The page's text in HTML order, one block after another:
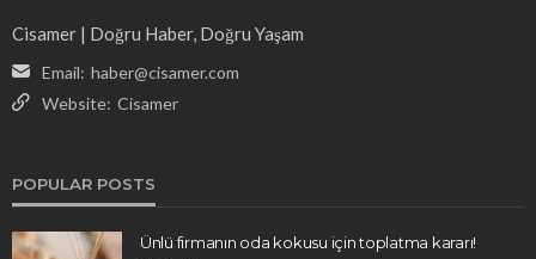
Cisamer | Doğru Haber, Doğru Yaşam
Email: haber@cisamer.com
Website: Cisamer
POPULAR POSTS
Ünlü firmanın oda kokusu için toplatma kararı!